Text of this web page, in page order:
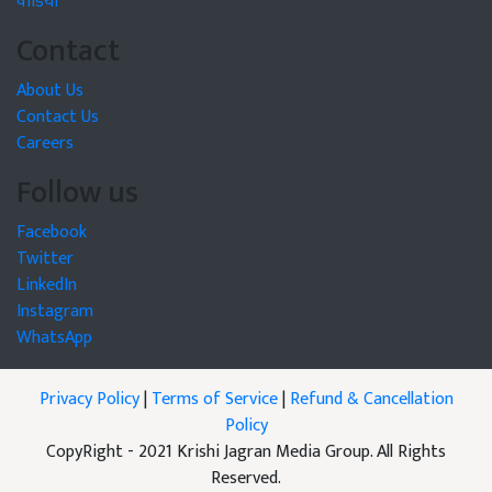
Contact
About Us
Contact Us
Careers
Follow us
Facebook
Twitter
LinkedIn
Instagram
WhatsApp
Privacy Policy|Terms of Service|Refund & Cancellation
Policy
CopyRight - 2021 Krishi Jagran Media Group. All Rights
Reserved.